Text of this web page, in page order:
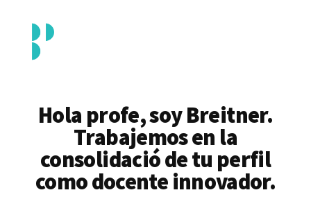
contenido
principal
menu
Piedrahita
docente
pedagógico
Hola profe, soy Breitner.
Trabajemos en la
consolidació de tu perfil
como docente innovador.